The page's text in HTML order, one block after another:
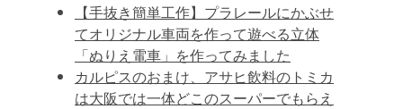
【手抜き簡単工作】プラレールにかぶせ
てオリジナル車両を作って遊べる立体
「ぬりえ電車」を作ってみました
カルピスのおまけ、アサヒ飲料のトミカ
は大阪では一体どこのスーパーでもらえ